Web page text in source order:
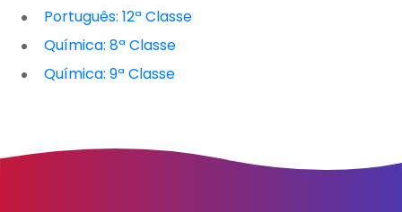
Português: 12ª Classe
Química: 8ª Classe
Química: 9ª Classe